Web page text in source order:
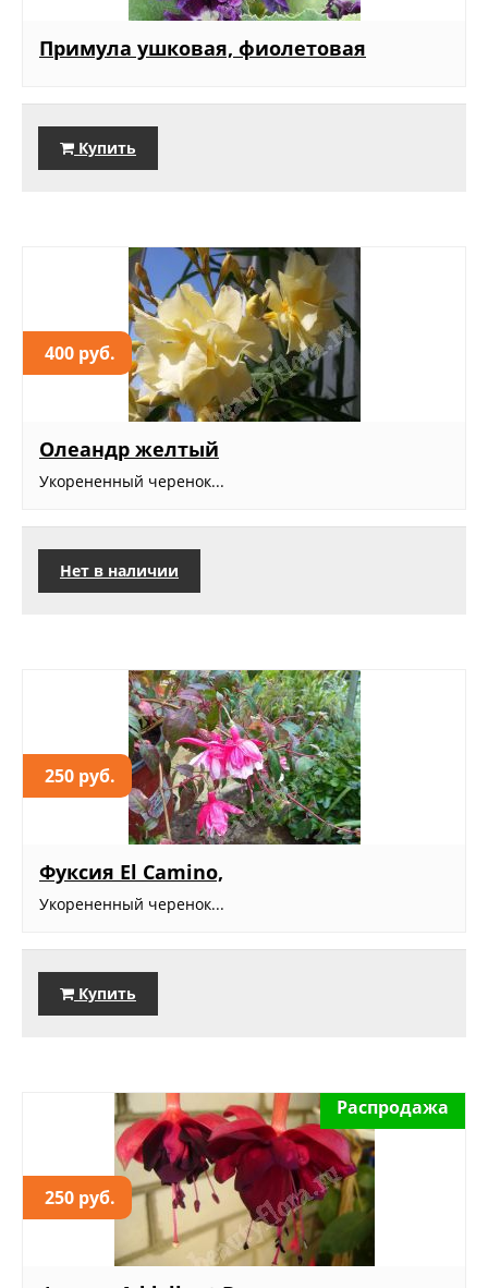
Примула ушковая, фиолетовая
Купить
400 руб.
Олеандр желтый
Укорененный черенок...
Нет в наличии
250 руб.
Фуксия El Camino,
Укорененный черенок...
Купить
250 руб.
Распродажа